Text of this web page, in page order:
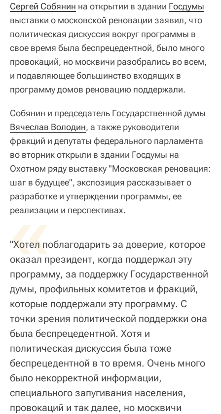
Сергей Собянин на открытии в здании Госдумы
выставки о московской реновации заявил, что
политическая дискуссия вокруг программы в
свое время была беспрецедентной, было много
провокаций, но москвичи разобрались во всем,
и подавляющее большинство входящих в
программу домов реновацию поддержали.
Собянин и председатель Государственной думы
Вячеслав Володин, а также руководители
фракций и депутаты федерального парламента
во вторник открыли в здании Госдумы на
Охотном ряду выставку "Московская реновация:
шаг в будущее", экспозиция рассказывает о
разработке и утверждении программы, ее
реализации и перспективах.
«
"Хотел поблагодарить за доверие, которое
оказал президент, когда поддержал эту
программу, за поддержку Государственной
думы, профильных комитетов и фракций,
которые поддержали эту программу. С
точки зрения политической поддержки она
была беспрецедентной. Хотя и
политическая дискуссия была тоже
беспрецедентной в то время. Очень много
было некорректной информации,
специального запугивания населения,
провокаций и так далее, но москвичи